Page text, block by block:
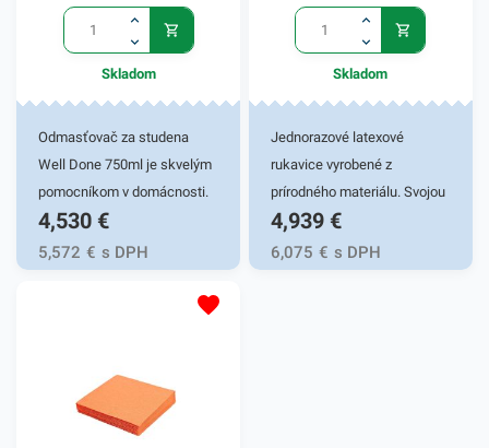
Skladom
Odmasťovač za studena
Well Done 750ml je skvelým
pomocníkom v domácnosti.
Disponuje vysokou
účinnosťou odmastenia
rôznych povrchov za
studena. Rýchlo pôsobí pri
podobných predmetov. Pri
spoľahlivom odmasťovaní
taktiež likviduje baktérie a
4,530 €
5,572 € s DPH
Skladom
Jednorazové latexové
rukavice vyrobené z
prírodného materiálu. Svojou
jemnosťou a elasticitou
zaručujú výbornú citlivosť
hmatu a vďaka
4,939 €
6,075 € s DPH